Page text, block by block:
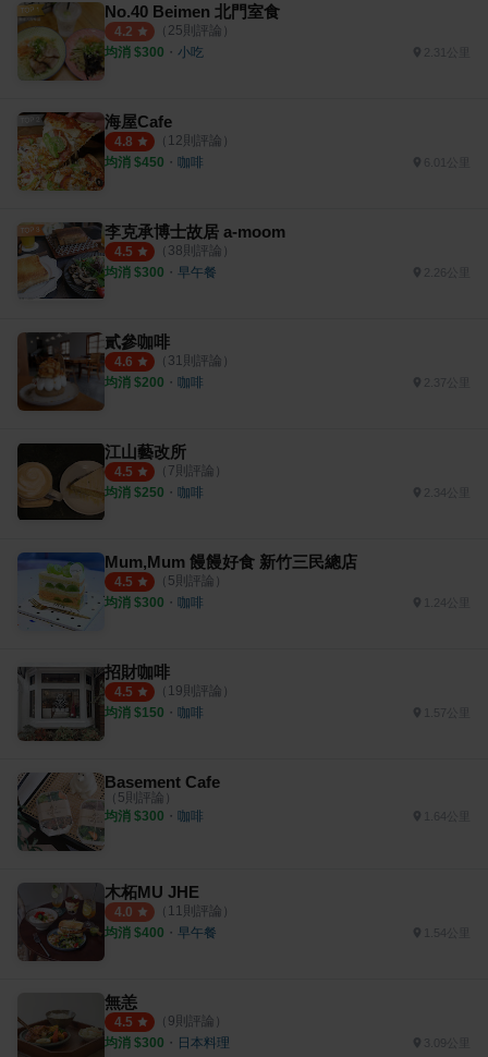
No.40 Beimen 北門室食
4.2 （ 25則評論）
均消 $300 ・ 小吃
海屋Cafe
4.8 （ 12則評論）
均消 $450 ・ 咖啡
李克承博士故居 a-moom
4.5 （ 38則評論）
均消 $300 ・ 早午餐
貳參咖啡
4.6 （ 31 則評論）
均消 $200 ・ 咖啡
江山藝改所
4.5 （ 7則評論）
均消 $250 ・ 咖啡 2.34公里
Mum,Mum 饅饅好食 新竹三民總店
4.5 （ 5則評論）
均消 $300 ・ 咖啡 1.24公里
招財咖啡
4.5 （ 19則評論）
均消 $150 ・ 咖啡 1.57公里
Basement Cafe
（ 5則評論）
均消 $300 ・ 咖啡 1.64公里
木柘MU JHE
4.0 （ 11 則評論）
均消 $400 ・ 早午餐 1.54公里
無恙
4.5 （ 9則評論）
均消 $300 ・ 日本料理